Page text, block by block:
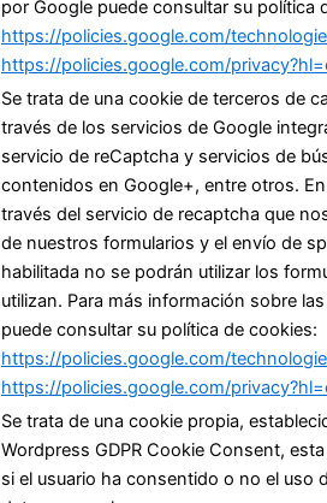
por Google puede consultar su política
https://policies.google.com/
https://policies.google.com/
Se trata de una cookie de terceros de
través de los servicios de Google
servicio de reCaptcha y servicios de
contenidos en Google+, entre otros.
través del servicio de recaptcha que
de nuestros formularios y el envío de
habilitada no se podrán utilizar los
utilizan. Para más información sobre
puede consultar su política de cookies:
https://policies.google.com/
https://policies.google.com/
Se trata de una cookie propia,
Wordpress GDPR Cookie Consent,
si el usuario ha consentido o no el uso